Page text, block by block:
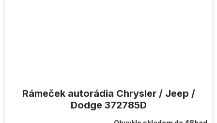
Rámeček autorádia Chrysler / Jeep /
Dodge 372785D